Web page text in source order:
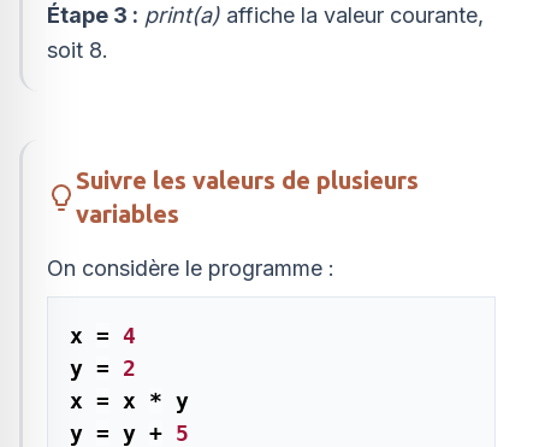
8
Étape 3 : print(a) affiche la valeur courante,
soit 8.
Suivre les valeurs de plusieurs
variables
On considère le programme :
x = 4
y =
2
x = x * y
y = y + 5